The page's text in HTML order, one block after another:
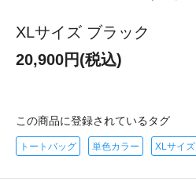
XLサイズ ブラック
20,900円(税込)
この商品に登録されているタグ
トートバッグ 単色カラー XLサイズ